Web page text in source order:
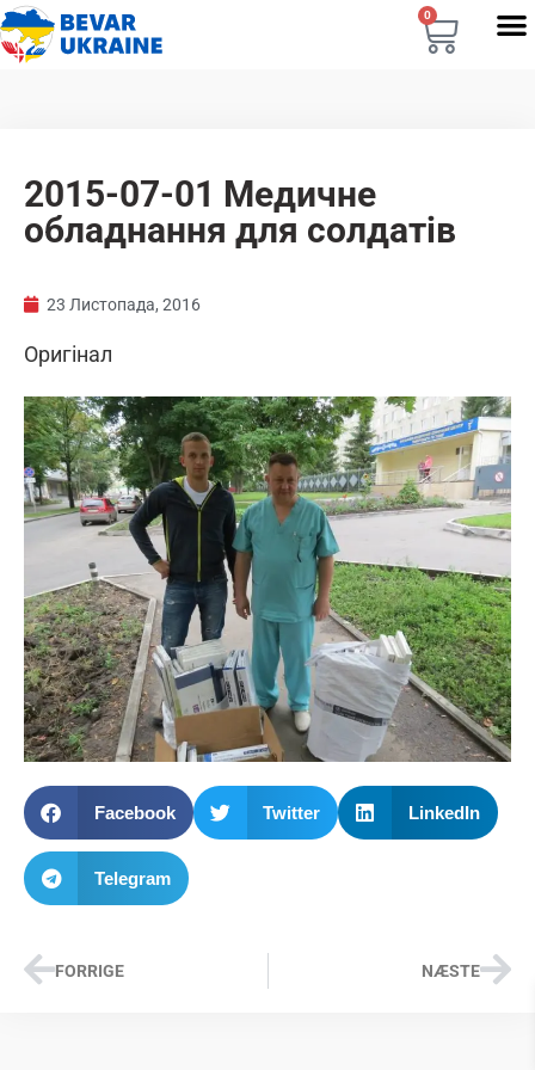
0
2015-07-01 Медичне
обладнання для солдатів
23 Листопада, 2016
Оригінал
Facebook Twitter LinkedIn
Telegram
FORRIGE NÆSTE